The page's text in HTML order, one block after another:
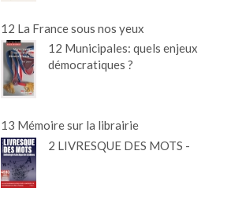
12 La France sous nos yeux
12 Municipales: quels enjeux
démocratiques ?
13 Mémoire sur la librairie
2 LIVRESQUE DES MOTS -